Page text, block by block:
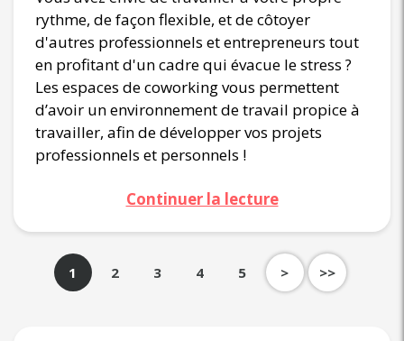
rythme, de façon flexible, et de côtoyer
d'autres professionnels et entrepreneurs tout
en profitant d'un cadre qui évacue le stress ?
Les espaces de coworking vous permettent
d’avoir un environnement de travail propice à
travailler, afin de développer vos projets
professionnels et personnels !
Continuer la lecture
1 2 3 4 5 > >>